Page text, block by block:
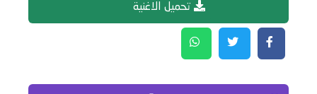
تحميل الاغنية